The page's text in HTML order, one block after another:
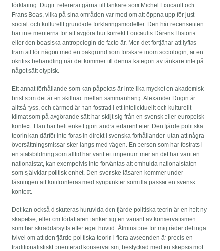
förklaring. Dugin refererar gärna till tänkare som Michel Foucault och
Frans Boas, vilka på sina områden var med om att öppna upp för just
socialt och kulturellt grundade förklaringsmodeller. Den här recensenten
har inte meriterna för att avgöra hur korrekt Foucaults Dårens Historia
eller den boasiska antropologin de facto är. Men det förtjänar att lyftas
fram att för någon med en bakgrund som forskare inom sociologin, är en
okritisk behandling när det kommer till denna kategori av tänkare inte på
något sätt otypisk.
Ett annat förhållande som kan påpekas är inte lika mycket en akademisk
brist som det är en skillnad mellan sammanhang. Alexander Dugin är
alltså ryss, och därmed är han fostrad i ett intellektuellt och kulturellt
klimat som på avgörande sätt har skiljt sig från en svensk eller europeisk
kontext. Han har helt enkelt gjort andra erfarenheter. Den fjärde politiska
teorin kan därför inte föras in direkt i svenska förhållanden utan att några
översättningsmissar sker längs med vägen. En person som har fostrats i
en statsbildning som alltid har varit ett imperium mer än det har varit en
nationalstat, kan exempelvis inte förväntas att omhulda nationalstaten
som självklar politisk enhet. Den svenske läsaren kommer under
läsningen att konfronteras med synpunkter som illa passar en svensk
kontext.
Det kan också diskuteras huruvida den fjärde politiska teorin är en helt ny
skapelse, eller om författaren tänker sig en variant av konservatismen
som har skräddar­sytts efter eget huvud. Åtminstone för mig råder det inga
tvivel om att den fjärde politiska teorin i flera avseenden är precis en
traditionalistiskt orienterad konservatism, bestyckad med en skepsis mot